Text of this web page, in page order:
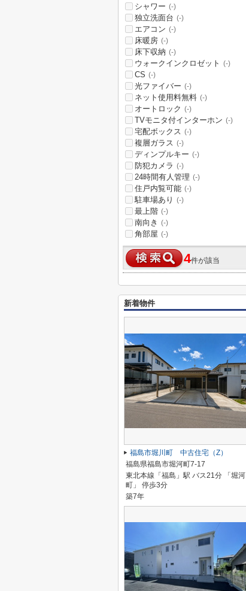
シャワー (-)
独立洗面台 (-)
エアコン (-)
床暖房 (-)
床下収納 (-)
ウォークインクロゼット (-)
CS (-)
光ファイバー (-)
ネット使用料無料 (-)
オートロック (-)
TVモニタ付インターホン (-)
宅配ボックス (-)
複層ガラス (-)
ディンプルキー (-)
防犯カメラ (-)
24時間有人管理 (-)
住戸内覧可能 (-)
駐車場あり (-)
最上階 (-)
南向き (-)
角部屋 (-)
4件が該当
新着物件
福島市堀川町 中古住宅（Z）
福島県福島市堀河町7-17
東北本線「福島」駅 バス21分 「堀河
町」 停歩3分
築7年